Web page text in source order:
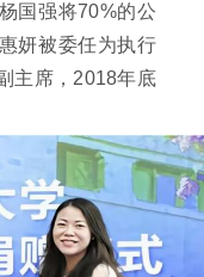
国强将70%的公
妍被委任为执行
主席，2018年底